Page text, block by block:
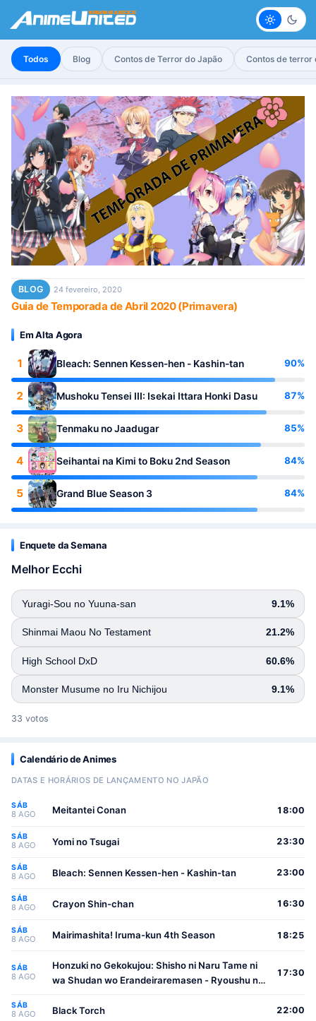
Claro
Todos Blog Contos de Terror do Japão Contos de terror
BLOG 24 fevereiro, 2020
Guia de Temporada de Abril 2020 (Primavera)
Em Alta Agora
1 Bleach: Sennen Kessen-hen - Kashin-tan 90%
2 Mushoku Tensei III: Isekai Ittara Honki Dasu 87%
3 Tenmaku no Jaadugar 85%
4 Seihantai na Kimi to Boku 2nd Season 84%
5 Grand Blue Season 3 84%
Enquete da Semana
Melhor Ecchi
Yuragi-Sou no Yuuna-san 9.1%
Shinmai Maou No Testament 21.2%
High School DxD 60.6%
Monster Musume no Iru Nichijou 9.1%
33 votos
Calendário de Animes
DATAS E HORÁRIOS DE LANÇAMENTO NO JAPÃO
SÁB
8 AGO Meitantei Conan 18:00
SÁB
8 AGO Yomi no Tsugai 23:30
SÁB
8 AGO Bleach: Sennen Kessen-hen - Kashin-tan 23:00
SÁB
8 AGO Crayon Shin-chan 16:30
SÁB
8 AGO Mairimashita! Iruma-kun 4th Season 18:25
SÁB
8 AGO
Honzuki no Gekokujou: Shisho ni Naru Tame ni
wa Shudan wo Erandeiraremasen - Ryoushu no
17:30
SÁB
8 AGO Black Torch 22:00